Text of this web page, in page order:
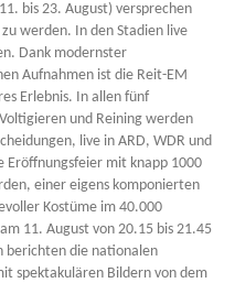
bis 23. August) versprechen
werden. In den Stadien live
Dank modernster
Aufnahmen ist die Reit-EM
Erlebnis. In allen fünf
und Reining werden
live in ARD, WDR und
Eröffnungsfeier mit knapp 1000
einer eigens komponierten
Kostüme im 40.000
11. August von 20.15 bis 21.45
berichten die nationalen
spektakulären Bildern von dem